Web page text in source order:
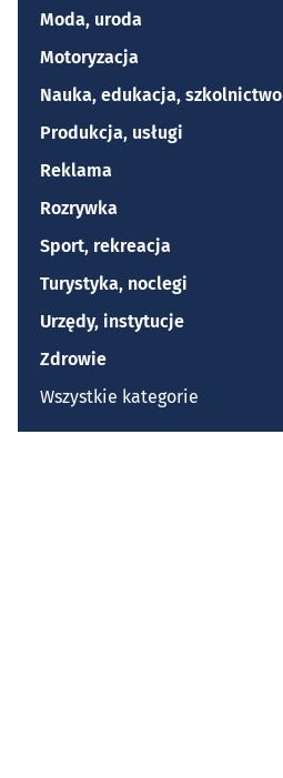
Moda, uroda
Motoryzacja
Nauka, edukacja, szkolnictwo
Produkcja, usługi
Reklama
Rozrywka
Sport, rekreacja
Turystyka, noclegi
Urzędy, instytucje
Zdrowie
Wszystkie kategorie